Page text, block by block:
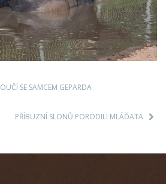
SE SAMCEM GEPARDA
PŘÍBUZNÍ SLONŮ PORODILI MLÁĎATA